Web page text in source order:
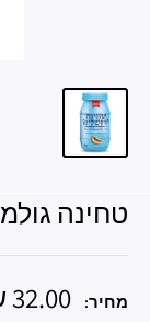
טחינה גולמית
מחיר: מחיר
32.00 ש״ח